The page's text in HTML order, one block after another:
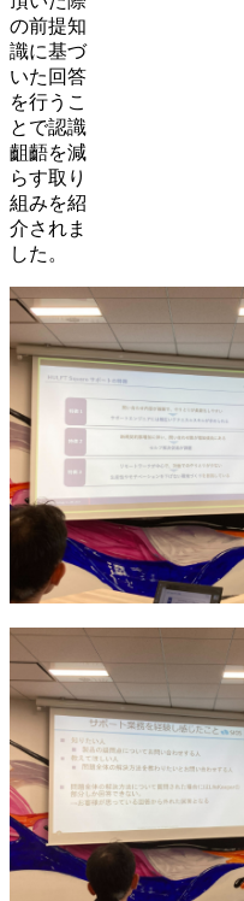
の前提知
識に基づ
いた回答
を行うこ
とで認識
齟齬を減
らす取り
組みを紹
介されま
した。